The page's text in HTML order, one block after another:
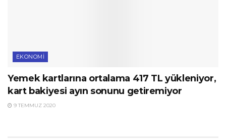
EKONOMI
Yemek kartlarına ortalama 417 TL yükleniyor,
kart bakiyesi ayın sonunu getiremiyor
9 TEMMUZ 2020